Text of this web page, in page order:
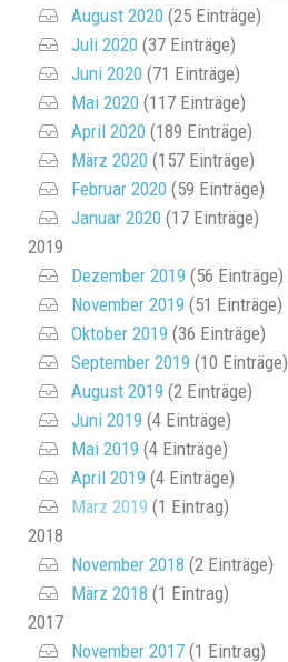
August 2020 (25 Einträge)
Juli 2020 (37 Einträge)
Juni 2020 (71 Einträge)
Mai 2020 (117 Einträge)
April 2020 (189 Einträge)
März 2020 (157 Einträge)
Februar 2020 (59 Einträge)
Januar 2020 (17 Einträge)
2019
Dezember 2019 (56 Einträge)
November 2019 (51 Einträge)
Oktober 2019 (36 Einträge)
September 2019 (10 Einträge)
August 2019 (2 Einträge)
Juni 2019 (4 Einträge)
Mai 2019 (4 Einträge)
April 2019 (4 Einträge)
März 2019 (1 Eintrag)
2018
November 2018 (2 Einträge)
März 2018 (1 Eintrag)
2017
November 2017 (1 Eintrag)